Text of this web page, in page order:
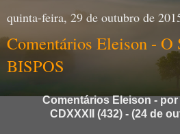
quinta-feira, 29 de outubro de
Comentários Eleison -
BISPOS
Comentários Eleison -
CDXXXII (432) - (24 de